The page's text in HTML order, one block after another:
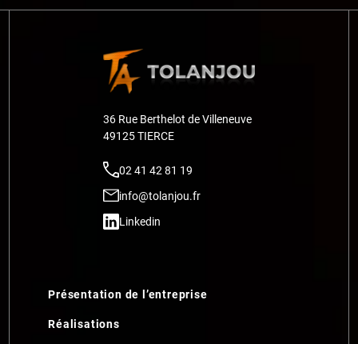
36 Rue Berthelot de Villeneuve
49125 TIERCE
02 41 42 81 19
info@tolanjou.fr
Linkedin
Présentation de l’entreprise
Réalisations